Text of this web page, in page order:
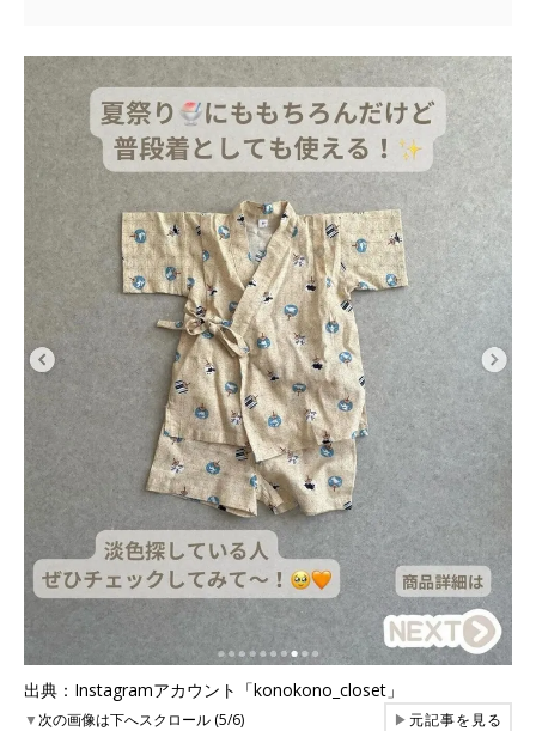
出典：Instagramアカウント「konokono_closet」
▼次の画像は下へスクロール (5/6) ▶元記事を見る